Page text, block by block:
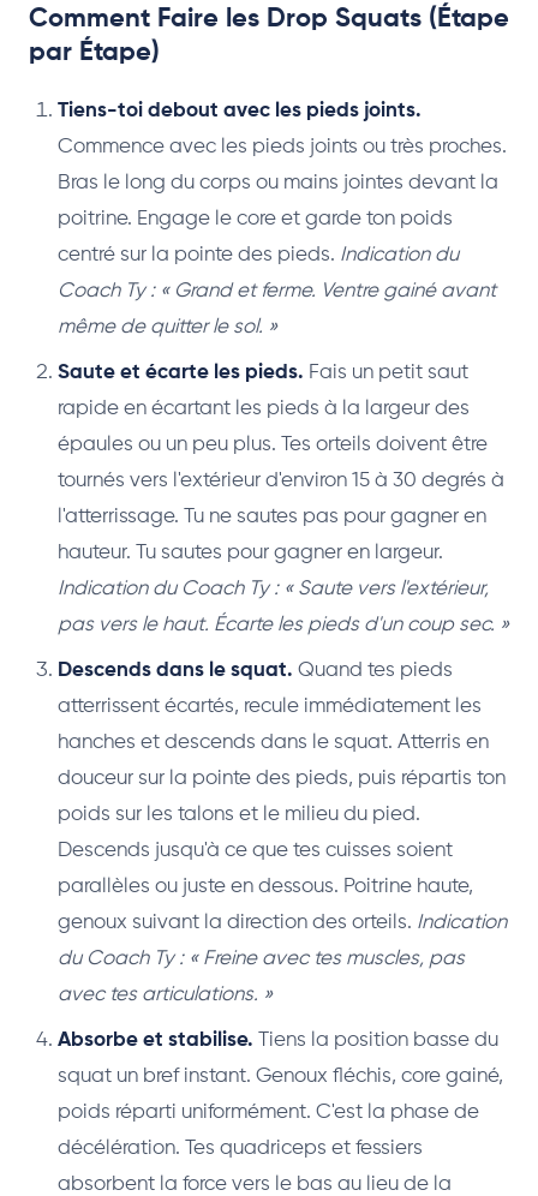
Comment Faire les Drop Squats (Étape
par Étape)
Tiens-toi debout avec les pieds joints.
Commence avec les pieds joints ou très proches.
Bras le long du corps ou mains jointes devant la
poitrine. Engage le core et garde ton poids
centré sur la pointe des pieds. Indication du
Coach Ty : « Grand et ferme. Ventre gainé avant
même de quitter le sol. »
Saute et écarte les pieds. Fais un petit saut
rapide en écartant les pieds à la largeur des
épaules ou un peu plus. Tes orteils doivent être
tournés vers l'extérieur d'environ 15 à 30 degrés à
l'atterrissage. Tu ne sautes pas pour gagner en
hauteur. Tu sautes pour gagner en largeur.
Indication du Coach Ty : « Saute vers l'extérieur,
pas vers le haut. Écarte les pieds d'un coup sec. »
Descends dans le squat. Quand tes pieds
atterrissent écartés, recule immédiatement les
hanches et descends dans le squat. Atterris en
douceur sur la pointe des pieds, puis répartis ton
poids sur les talons et le milieu du pied.
Descends jusqu'à ce que tes cuisses soient
parallèles ou juste en dessous. Poitrine haute,
genoux suivant la direction des orteils. Indication
du Coach Ty : « Freine avec tes muscles, pas
avec tes articulations. »
Absorbe et stabilise. Tiens la position basse du
squat un bref instant. Genoux fléchis, core gainé,
poids réparti uniformément. C'est la phase de
décélération. Tes quadriceps et fessiers
absorbent la force vers le bas au lieu de la